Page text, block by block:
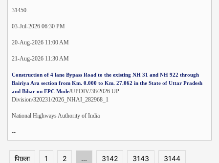
31450.
03-Jul-2026 06:30 PM
20-Aug-2026 11:00 AM
21-Aug-2026 11:30 AM
Construction of 4 lane Bypass Road to the existing NH 31 and NH 922 through
Bairiya Ara section from Km. 0.000 to Km. 27.062 in the State of Uttar Pradesh
and Bihar on EPC Mode/UPDIV/38/2026 UP
Division/320231/2026_NHAI_282968_1
National Highways Authority of India
--
पिछला 1 2 ... 3142 3143
3144